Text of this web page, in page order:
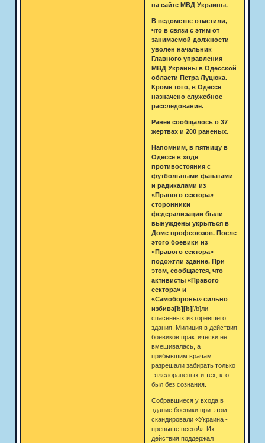
на сайте МВД Украины.
В ведомстве отметили,
что в связи с этим от
занимаемой должности
уволен начальник
Главного управления
МВД Украины в Одесской
области Петра Луцюка.
Кроме того, в Одессе
назначено служебное
расследование.
Ранее сообщалось о 37
жертвах и 200 раненых.
Напомним, в пятницу в
Одессе в ходе
противостояния с
футбольными фанатами
и радикалами из
«Правого сектора»
сторонники
федерализации были
вынуждены укрыться в
Доме профсоюзов. После
этого боевики из
«Правого сектора»
подожгли здание. При
этом, сообщается, что
активисты «Правого
сектора» и
«Самобороны» сильно
избива[b][b][/b]ли
спасенных из горевшего
здания. Милиция в действия
боевиков практически не
вмешивалась, а
прибывшим врачам
разрешали забирать только
тяжелораненых и тех, кто
был без сознания.
Собравшиеся у входа в
здание боевики при этом
скандировали «Украина -
превыше всего!». Их
действия поддержал